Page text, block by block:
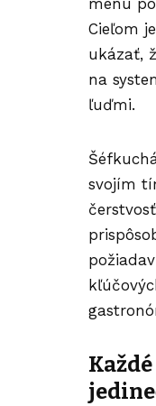
menu
Cieľom
ukázať,
na
ľuďmi.
svojím